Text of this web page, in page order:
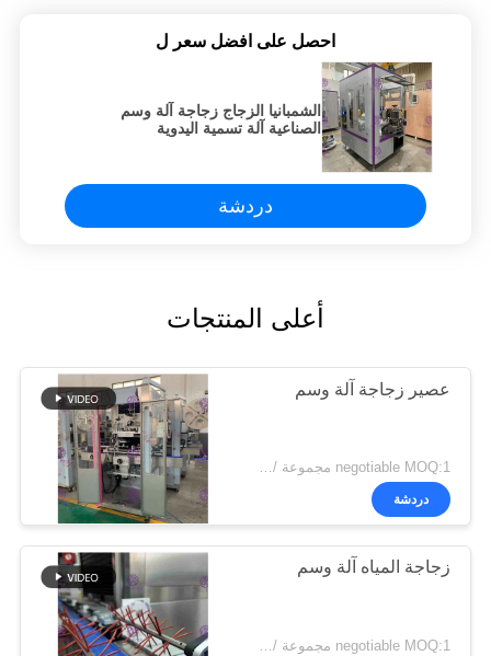
احصل على افضل سعر ل
الشمبانيا الزجاج زجاجة آلة وسم
الصناعية آلة تسمية اليدوية
دردشة
أعلى المنتجات
عصير زجاجة آلة وسم
negotiable MOQ:1 مجموعة / يس لعصير زجاجة آلة وسم
دردشة
زجاجة المياه آلة وسم
negotiable MOQ:1 مجموعة / جهاز كمبيوتر شخصى ل زجاجة المياه آلة وسم